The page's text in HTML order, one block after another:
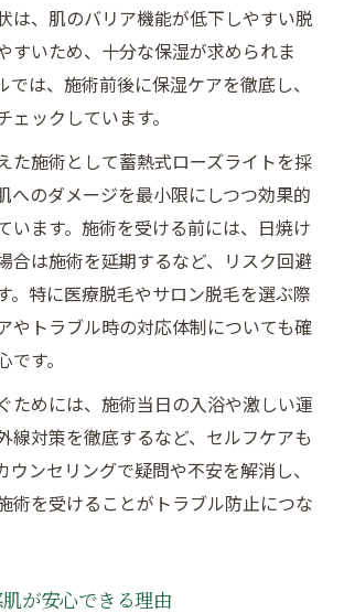
は、肌のバリア機能が低下しやすい脱
すいため、十分な保湿が求められま
では、施術前後に保湿ケアを徹底し、
ェックしています。
た施術として蓄熱式ローズライトを採
へのダメージを最小限にしつつ効果的
います。施術を受ける前には、日焼け
合は施術を延期するなど、リスク回避
。特に医療脱毛やサロン脱毛を選ぶ際
やトラブル時の対応体制についても確
す。
ためには、施術当日の入浴や激しい運
線対策を徹底するなど、セルフケアも
ウンセリングで疑問や不安を解消し、
術を受けることがトラブル防止につな
が安心できる理由